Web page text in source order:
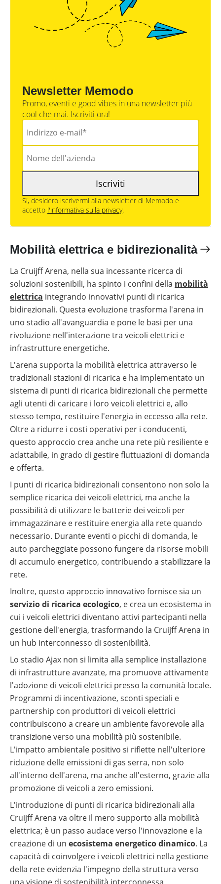
Newsletter Memodo
Promo, eventi e good vibes in una newsletter più
cool che mai. Iscriviti ora!
Iscriviti
Sì, desidero iscrivermi alla newsletter di Memodo e
accetto l'informativa sulla privacy.
Mobilità elettrica e bidirezionalità
La Cruijff Arena, nella sua incessante ricerca di
soluzioni sostenibili, ha spinto i confini della mobilità
elettrica integrando innovativi punti di ricarica
bidirezionali. Questa evoluzione trasforma l'arena in
uno stadio all'avanguardia e pone le basi per una
rivoluzione nell'interazione tra veicoli elettrici e
infrastrutture energetiche.
L'arena supporta la mobilità elettrica attraverso le
tradizionali stazioni di ricarica e ha implementato un
sistema di punti di ricarica bidirezionali che permette
agli utenti di caricare i loro veicoli elettrici e, allo
stesso tempo, restituire l'energia in eccesso alla rete.
Oltre a ridurre i costi operativi per i conducenti,
questo approccio crea anche una rete più resiliente e
adattabile, in grado di gestire fluttuazioni di domanda
e offerta.
I punti di ricarica bidirezionali consentono non solo la
semplice ricarica dei veicoli elettrici, ma anche la
possibilità di utilizzare le batterie dei veicoli per
immagazzinare e restituire energia alla rete quando
necessario. Durante eventi o picchi di domanda, le
auto parcheggiate possono fungere da risorse mobili
di accumulo energetico, contribuendo a stabilizzare la
rete.
Inoltre, questo approccio innovativo fornisce sia un
servizio di ricarica ecologico, e crea un ecosistema in
cui i veicoli elettrici diventano attivi partecipanti nella
gestione dell'energia, trasformando la Cruijff Arena in
un hub interconnesso di sostenibilità.
Lo stadio Ajax non si limita alla semplice installazione
di infrastrutture avanzate, ma promuove attivamente
l'adozione di veicoli elettrici presso la comunità locale.
Programmi di incentivazione, sconti speciali e
partnership con produttori di veicoli elettrici
contribuiscono a creare un ambiente favorevole alla
transizione verso una mobilità più sostenibile.
L'impatto ambientale positivo si riflette nell'ulteriore
riduzione delle emissioni di gas serra, non solo
all'interno dell'arena, ma anche all'esterno, grazie alla
promozione di veicoli a zero emissioni.
L'introduzione di punti di ricarica bidirezionali alla
Cruijff Arena va oltre il mero supporto alla mobilità
elettrica; è un passo audace verso l'innovazione e la
creazione di un ecosistema energetico dinamico. La
capacità di coinvolgere i veicoli elettrici nella gestione
della rete evidenzia l'impegno della struttura verso